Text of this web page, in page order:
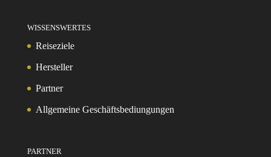
WISSENSWERTES
Reiseziele
Hersteller
Partner
Allgemeine Geschäftsbediungungen
PARTNER